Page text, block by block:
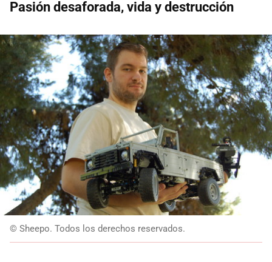
Pasión desaforada, vida y destrucción
© Sheepo. Todos los derechos reservados.